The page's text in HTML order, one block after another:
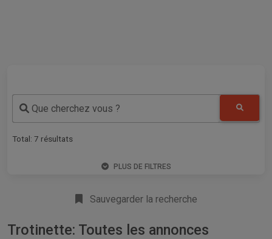
Que cherchez vous ?
Total: 7 résultats
PLUS DE FILTRES
Sauvegarder la recherche
Trotinette: Toutes les annonces